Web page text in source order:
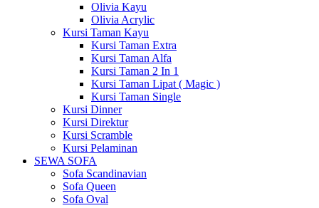
Olivia Kayu
Olivia Acrylic
Kursi Taman Kayu
Kursi Taman Extra
Kursi Taman Alfa
Kursi Taman 2 In 1
Kursi Taman Lipat ( Magic )
Kursi Taman Single
Kursi Dinner
Kursi Direktur
Kursi Scramble
Kursi Pelaminan
SEWA SOFA
Sofa Scandinavian
Sofa Queen
Sofa Oval